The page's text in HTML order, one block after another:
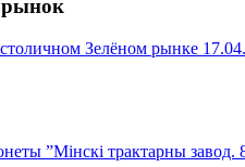
рынок
Зелёном рынке
”Мінскі трактарны завод.